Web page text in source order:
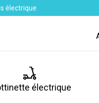
électrique
électrique